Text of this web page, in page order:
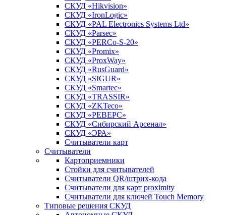
СКУД «Hikvision»
СКУД «IronLogic»
СКУД «PAL Electronics Systems Ltd»
СКУД «Parsec»
СКУД «PERCo-S-20»
СКУД «Promix»
СКУД «ProxWay»
СКУД «RusGuard»
СКУД «SIGUR»
СКУД «Smartec»
СКУД «TRASSIR»
СКУД «ZKTeco»
СКУД «РЕВЕРС»
СКУД «Сибирский Арсенал»
СКУД «ЭРА»
Считыватели карт
Считыватели
Картоприемники
Стойки для считывателей
Считыватели QR/штрих-кода
Считыватели для карт proximity
Считыватели для ключей Touch Memory
Типовые решения СКУД